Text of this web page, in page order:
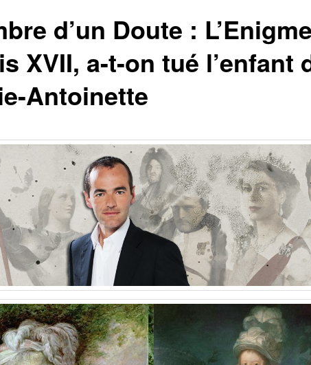
d’un Doute : L’Enigme
XVII, a-t-on tué l’enfant
Antoinette